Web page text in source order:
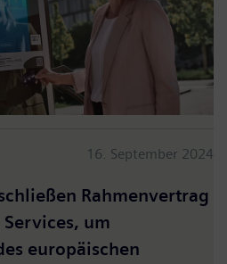
16. September 2024
Rahmenvertrag
um
europäischen